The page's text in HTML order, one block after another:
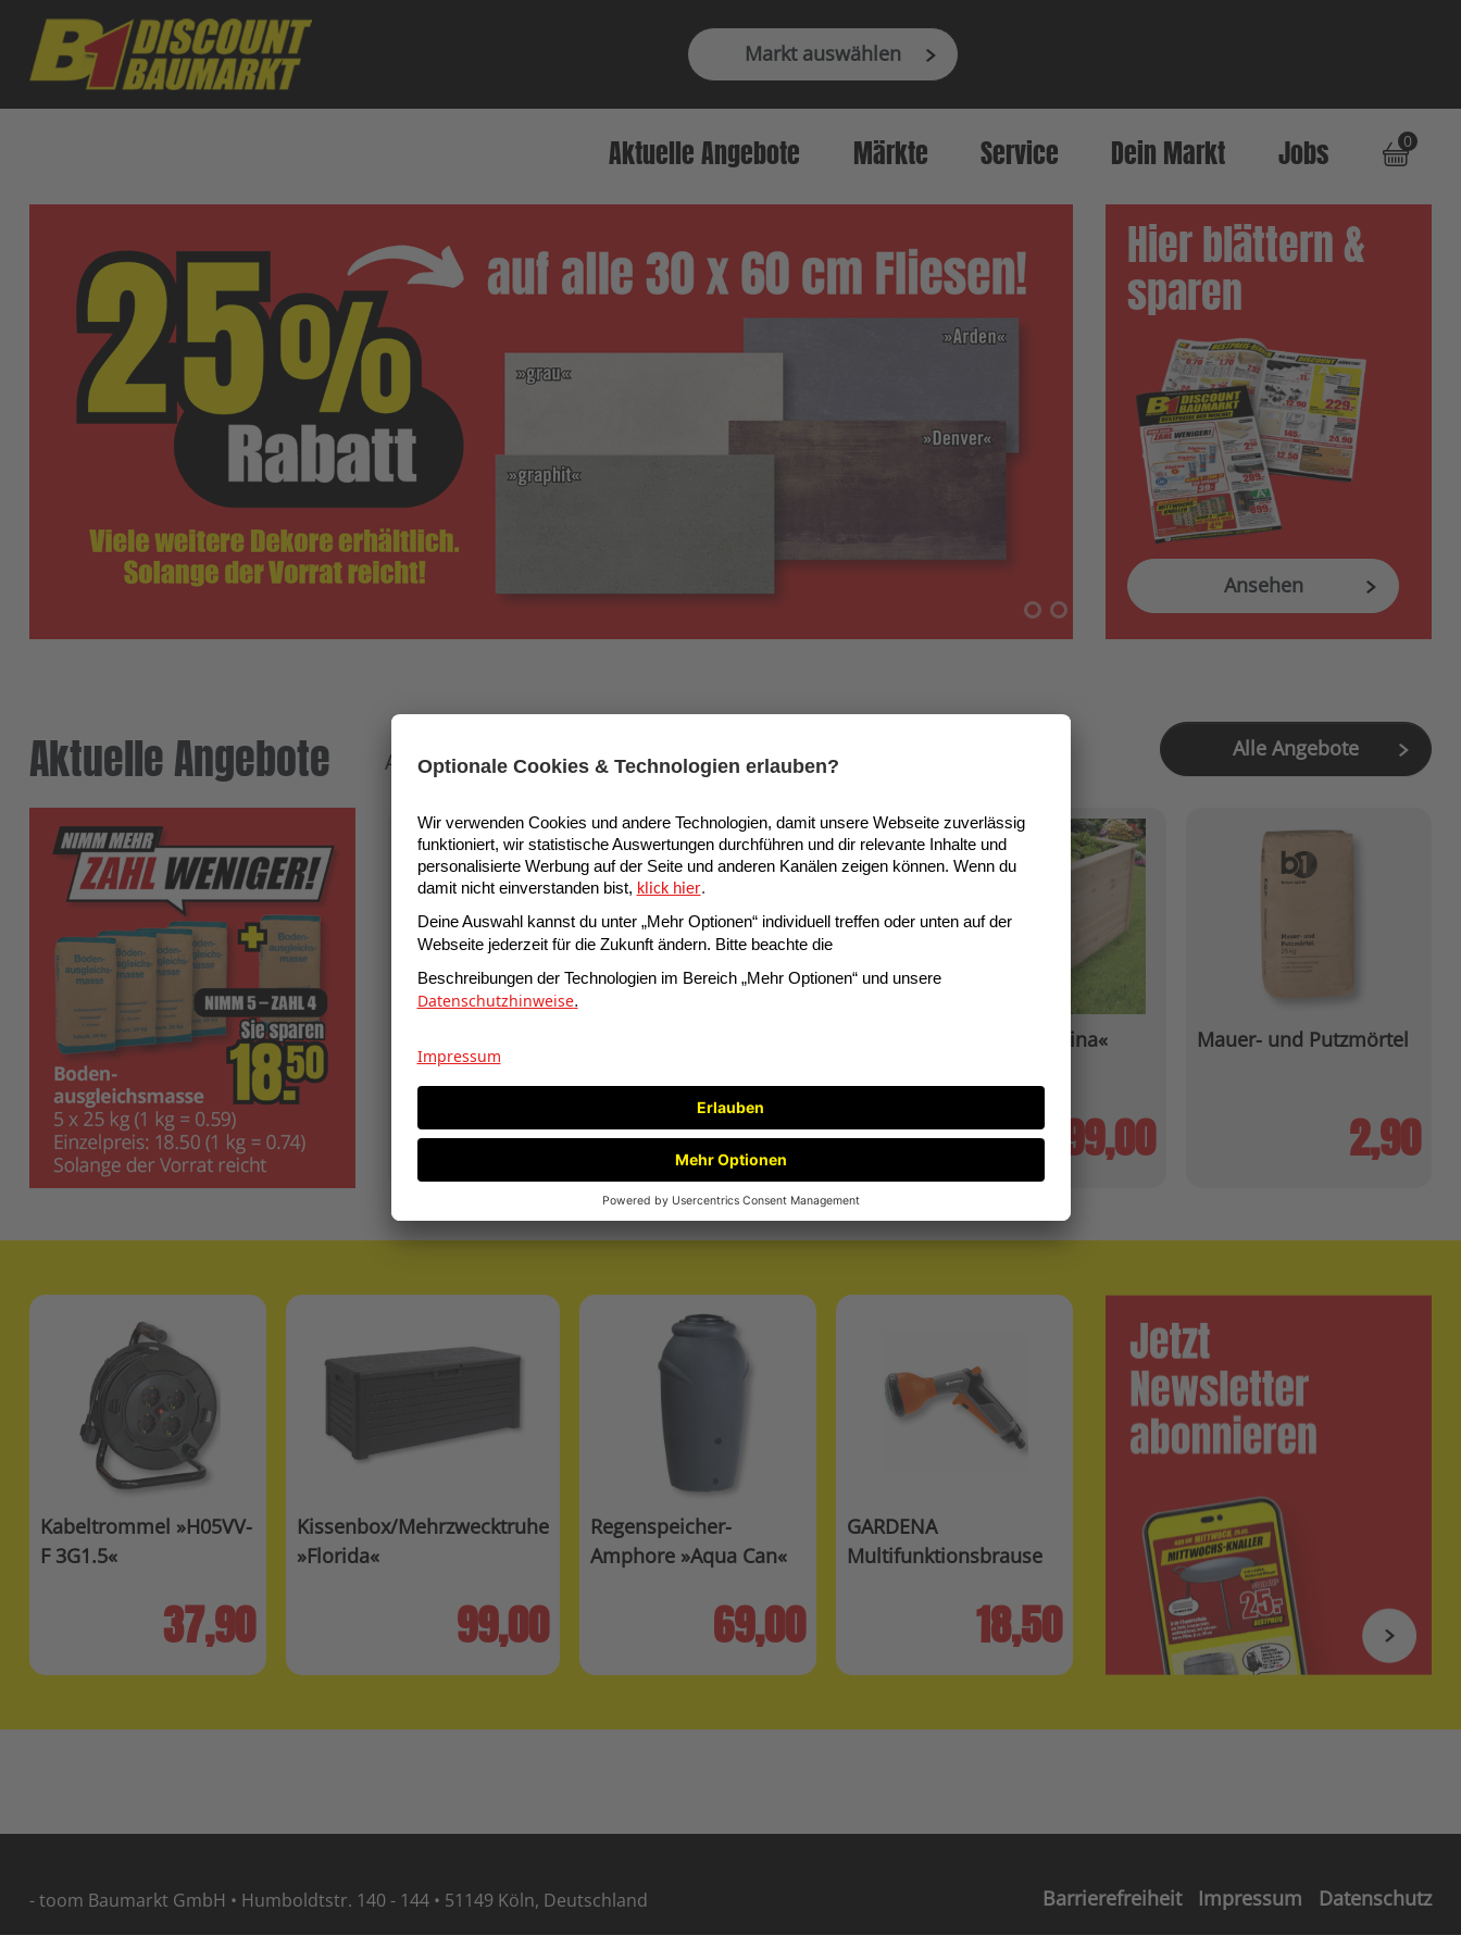
Markt auswählen
Aktuelle Angebote Märkte Service Dein Markt Jobs
0
Hier blättern &
sparen
Ansehen
Aktuelle Angebote Angebote gültig vom 01.08. – 07.08.2026 Alle Angebote
5,50
»CleverRoll S«
49,00
Hochbeet »Marina«
99,00
Mauer- und Putzmörtel
2,90
Kabeltrommel »H05VV-
F 3G1.5«
37,90
Kissenbox/Mehrzwecktruhe
»Florida«
99,00
Regenspeicher-
Amphore »Aqua Can«
69,00
GARDENA
Multifunktionsbrause
18,50
- toom Baumarkt GmbH • Humboldtstr. 140 - 144 • 51149 Köln, Deutschland Barrierefreiheit Impressum Datenschutz